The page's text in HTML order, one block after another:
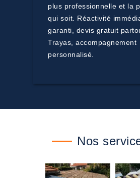
plus professionnelle et la
qui soit. Réactivité
garanti, devis gratuit
Trayas, accompagnement
personnalisé.
Nos